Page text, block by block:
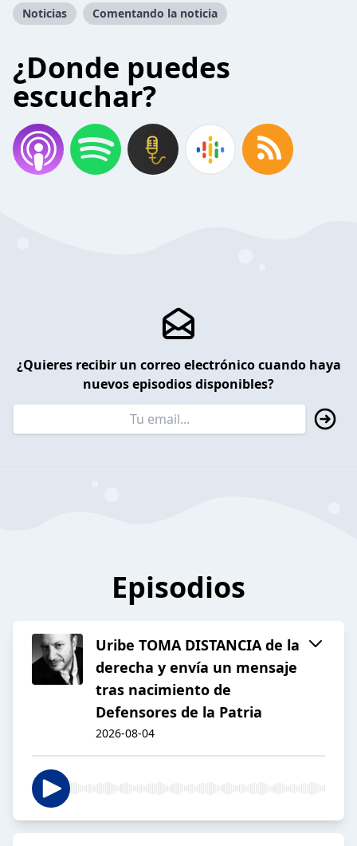
Noticias Comentando la noticia
¿Donde puedes
escuchar?
¿Quieres recibir un correo electrónico cuando haya
nuevos episodios disponibles?
Episodios
Uribe TOMA DISTANCIA de la
derecha y envía un mensaje
tras nacimiento de
Defensores de la Patria
2026-08-04